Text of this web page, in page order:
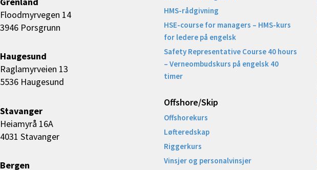
Floodmyrvegen 14
3946 Porsgrunn
Haugesund
Raglamyrveien 13
5536 Haugesund
Stavanger
Heiamyrå 16A
4031 Stavanger
Bergen
HMS-rådgivning
HSE-course for managers – HMS-kurs
for ledere på engelsk
Safety Representative Course 40 hours
– Verneombudskurs på engelsk 40
timer
Offshore/Skip​
Offshorekurs
Løfteredskap
Riggerkurs
Vinsjer og personalvinsjer